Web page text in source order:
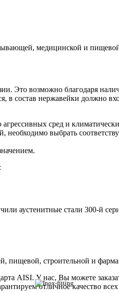
медицинской и
Это возможно благодаря
в состав нержавейки должно
сред и
выбрать
аустенитные стали 300-й
строительной и
AISI. У нас, Вы можете
отличное качество